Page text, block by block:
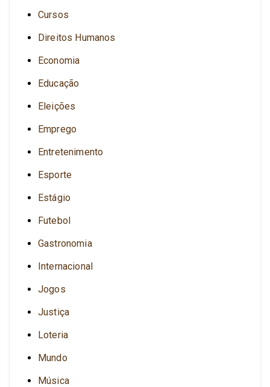
Cursos
Direitos Humanos
Economia
Educação
Eleições
Emprego
Entretenimento
Esporte
Estágio
Futebol
Gastronomia
Internacional
Jogos
Justiça
Loteria
Mundo
Música